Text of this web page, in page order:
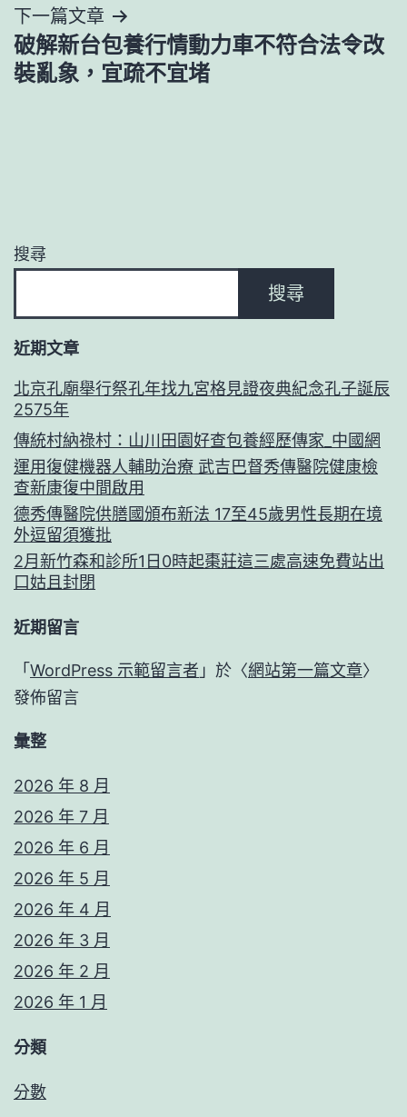
覽
下一篇文章
破解新台包養行情動力車不符合法令改
裝亂象，宜疏不宜堵
搜尋
搜尋
近期文章
北京孔廟舉行祭孔年找九宮格見證夜典紀念孔子誕辰
2575年
傳統村納祿村：山川田園好查包養經歷傳家_中國網
運用復健機器人輔助治療 武吉巴督秀傳醫院健康檢
查新康復中間啟用
德秀傳醫院供膳國頒布新法 17至45歲男性長期在境
外逗留須獲批
2月新竹森和診所1日0時起棗莊這三處高速免費站出
口姑且封閉
近期留言
「 WordPress 示範留言者 」於〈網站第一篇文章〉
發佈留言
彙整
2026 年 8 月
2026 年 7 月
2026 年 6 月
2026 年 5 月
2026 年 4 月
2026 年 3 月
2026 年 2 月
2026 年 1 月
分類
分數